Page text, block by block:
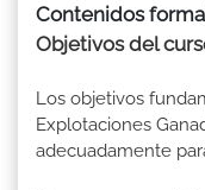
Contenidos
Objetivos del
Los objetivos
Explotaciones
adecuadamente